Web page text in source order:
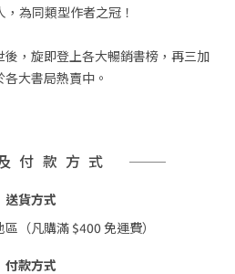
，為同類型作者之冠！
， 旋即登上各大暢銷書榜，再三加
各大書局熱賣中。
付款方式
送貨方式
（凡購滿 $400 免運費）
付款方式